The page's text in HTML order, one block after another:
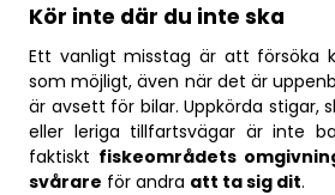
Kör inte där du inte ska
Ett vanligt misstag är att försöka
som möjligt, även när det är
är avsett för bilar. Uppkörda stigar,
eller leriga tillfartsvägar är inte
faktiskt fiskeområdets
svårare för andra att ta sig dit.